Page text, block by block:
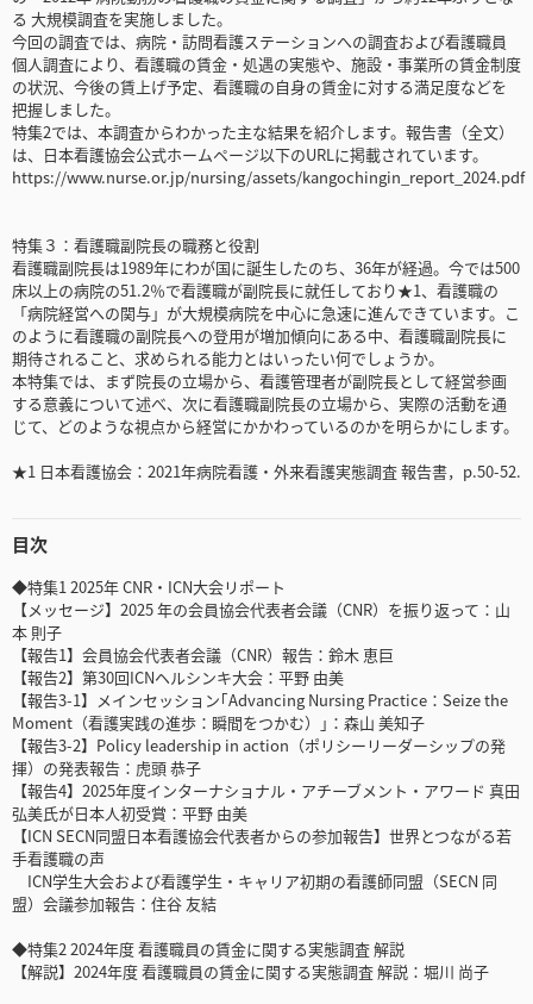
る 大規模調査を実施しました。
今回の調査では、病院・訪問看護ステーションへの調査および看護職員
個人調査により、看護職の賃金・処遇の実態や、施設・事業所の賃金制度
の状況、今後の賃上げ予定、看護職の自身の賃金に対する満足度などを
把握しました。
特集2では、本調査からわかった主な結果を紹介します。報告書（全文）
は、日本看護協会公式ホームページ以下のURLに掲載されています。
https://www.nurse.or.jp/nursing/assets/kangochingin_report_2024.pdf
特集３：看護職副院長の職務と役割
看護職副院長は1989年にわが国に誕生したのち、36年が経過。今では500
床以上の病院の51.2％で看護職が副院長に就任しており★1、看護職の
「病院経営への関与」が大規模病院を中心に急速に進んできています。こ
のように看護職の副院長への登用が増加傾向にある中、看護職副院長に
期待されること、求められる能力とはいったい何でしょうか。
本特集では、まず院長の立場から、看護管理者が副院長として経営参画
する意義について述べ、次に看護職副院長の立場から、実際の活動を通
じて、どのような視点から経営にかかわっているのかを明らかにします。
★1 日本看護協会：2021年病院看護・外来看護実態調査 報告書，p.50-52.
目次
◆特集1 2025年 CNR・ICN大会リポート
【メッセージ】2025 年の会員協会代表者会議（CNR）を振り返って：山
本 則子
【報告1】会員協会代表者会議（CNR）報告：鈴木 恵巨
【報告2】第30回ICNヘルシンキ大会：平野 由美
【報告3-1】メインセッション｢Advancing Nursing Practice：Seize the
Moment（看護実践の進歩：瞬間をつかむ）｣：森山 美知子
【報告3-2】Policy leadership in action（ポリシーリーダーシップの発
揮）の発表報告：虎頭 恭子
【報告4】2025年度インターナショナル・アチーブメント・アワード 真田
弘美氏が日本人初受賞：平野 由美
【ICN SECN同盟日本看護協会代表者からの参加報告】世界とつながる若
手看護職の声
ICN学生大会および看護学生・キャリア初期の看護師同盟（SECN 同
盟）会議参加報告：住谷 友結
◆特集2 2024年度 看護職員の賃金に関する実態調査 解説
【解説】2024年度 看護職員の賃金に関する実態調査 解説：堀川 尚子